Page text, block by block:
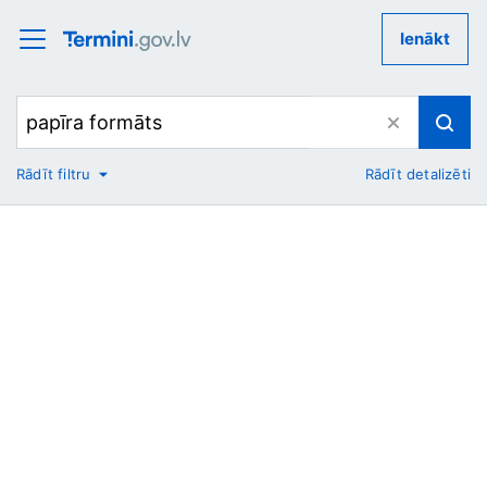
Ienākt
No
Rādīt filtru Rādīt detalizēti